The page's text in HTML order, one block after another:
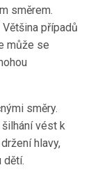
směrem.
případů
může se
směry.
vést k
hlavy,
dětí.